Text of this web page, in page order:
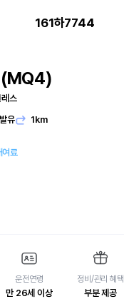
161하7744
(MQ4)
스
유 1km
여료
운전연령
만 26세 이상
정비/관리 혜택
부분 제공